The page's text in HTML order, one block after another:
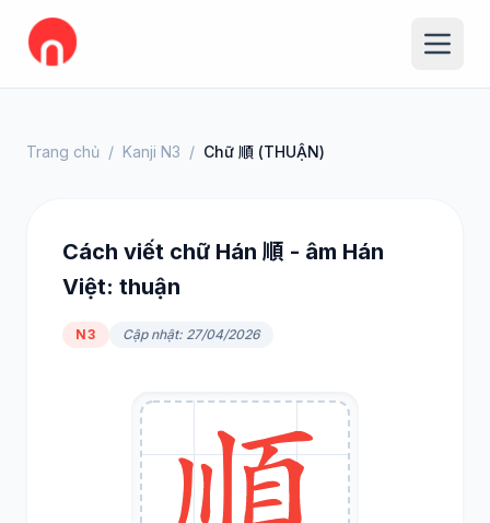
Trang chủ / Kanji N3 / Chữ 順 (THUẬN)
Cách viết chữ Hán 順 - âm Hán
Việt: thuận
N3 Cập nhật: 27/04/2026